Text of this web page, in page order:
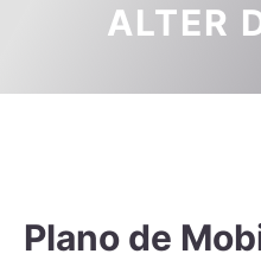
ALTER
Plano de